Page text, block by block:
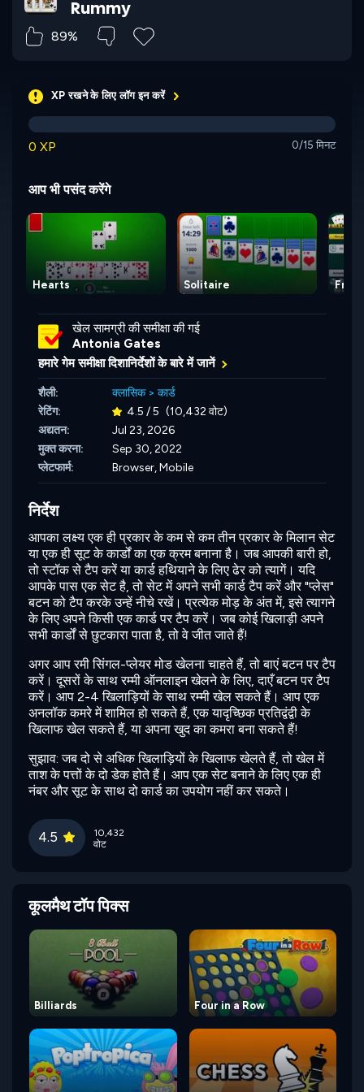
Rummy
89%
XP रखने के लिए लॉग इन करें
0 XP 0/15 मिनट
आप भी पसंद करेंगे
Hearts Solitaire
खेल सामग्री की समीक्षा की गई
Antonia Gates
हमारे गेम समीक्षा दिशानिर्देशों के बारे में जानें
शैली: क्लासिक> कार्ड
रेटिंग:
4.5 / 5 (10,432 वोट)
अद्यतन:
Jul 23, 2026
मुक्त करना:
Sep 30, 2022
प्लेटफार्म:
Browser, Mobile
निर्देश
आपका लक्ष्य एक ही प्रकार के कम से कम तीन प्रकार के मिलान सेट
या एक ही सूट के कार्डों का एक क्रम बनाना है। जब आपकी बारी हो,
तो स्टॉक से टैप करें या कार्ड हथियाने के लिए ढेर को त्यागें। यदि
आपके पास एक सेट है, तो सेट में अपने सभी कार्ड टैप करें और "प्लेस"
बटन को टैप करके उन्हें नीचे रखें। प्रत्येक मोड़ के अंत में, इसे त्यागने
के लिए अपने किसी एक कार्ड पर टैप करें। जब कोई खिलाड़ी अपने
सभी कार्डों से छुटकारा पाता है, तो वे जीत जाते हैं!
अगर आप रमी सिंगल-प्लेयर मोड खेलना चाहते हैं, तो बाएं बटन पर टैप
करें। दूसरों के साथ रम्मी ऑनलाइन खेलने के लिए, दाएँ बटन पर टैप
करें। आप 2-4 खिलाड़ियों के साथ रम्मी खेल सकते हैं। आप एक
अनलॉक कमरे में शामिल हो सकते हैं, एक यादृच्छिक प्रतिद्वंद्वी के
खिलाफ खेल सकते हैं, या अपना खुद का कमरा बना सकते हैं!
सुझाव: जब दो से अधिक खिलाड़ियों के खिलाफ खेलते हैं, तो खेल में
ताश के पत्तों के दो डेक होते हैं। आप एक सेट बनाने के लिए एक ही
नंबर और सूट के साथ दो कार्ड का उपयोग नहीं कर सकते।
4.5
10,432
वोट
कूलमैथ टॉप पिक्स
Billiards Four in a Row